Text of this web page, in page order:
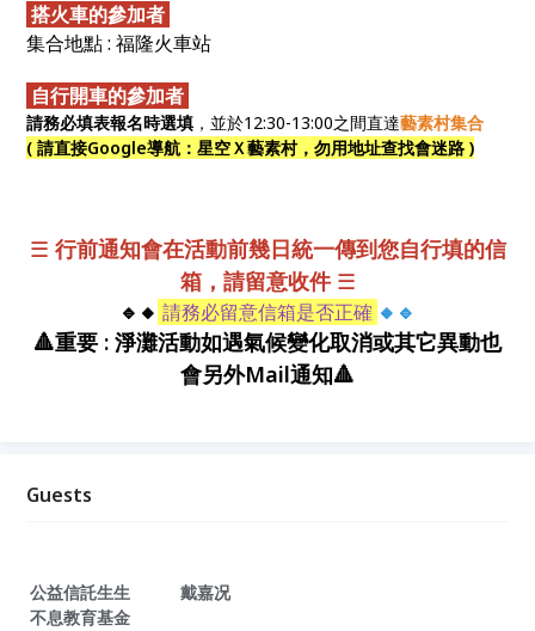
搭火車的參加者
集合地點 : 福隆火車站
自行開車的參加者
請務必填表報名時選填 ，並於12:30-13:00之間直達藝素村集合
( 請直接Google導航：星空Ｘ藝素村，勿用地址查找會迷路 )
☰ 行前通知會在活動前幾日統一傳到您自行填的信
箱，請留意收件 ☰
🔹🔸 請務必留意信箱是否正確 🔸🔹
🔺重要 : 淨灘活動如遇氣候變化取消或其它異動也
會另外Mail通知🔺
Guests
公益信託生生
不息教育基金
戴嘉况